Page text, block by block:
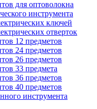
для оптоволокна
инструмента
ключей
отверток
12 предметов
24 предметов
26 предметов
33 предмета
36 предметов
40 предметов
инструмента